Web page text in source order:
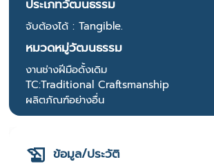
ประเภทวัฒนธรรม
จับต้องได้ : Tangible.
หมวดหมู่วัฒนธรรม
งานช่างฝีมือดั้งเดิม
TC:Traditional Craftsmanship
ผลิตภัณฑ์อย่างอื่น
ข้อมูล/ประวัติ